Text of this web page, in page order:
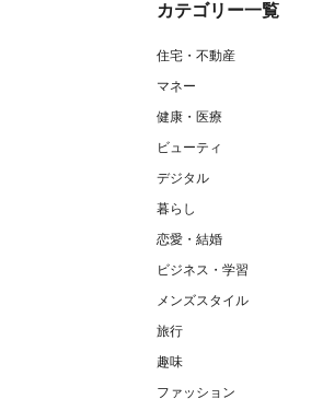
カテゴリー一覧
住宅・不動産
マネー
健康・医療
ビューティ
デジタル
暮らし
恋愛・結婚
ビジネス・学習
メンズスタイル
旅行
趣味
ファッション